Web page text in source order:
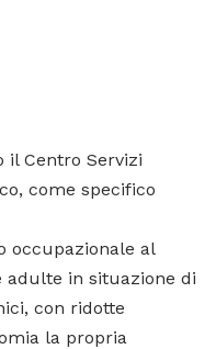
il Centro Servizi
come specifico
occupazionale al
adulte in situazione di
con ridotte
la propria